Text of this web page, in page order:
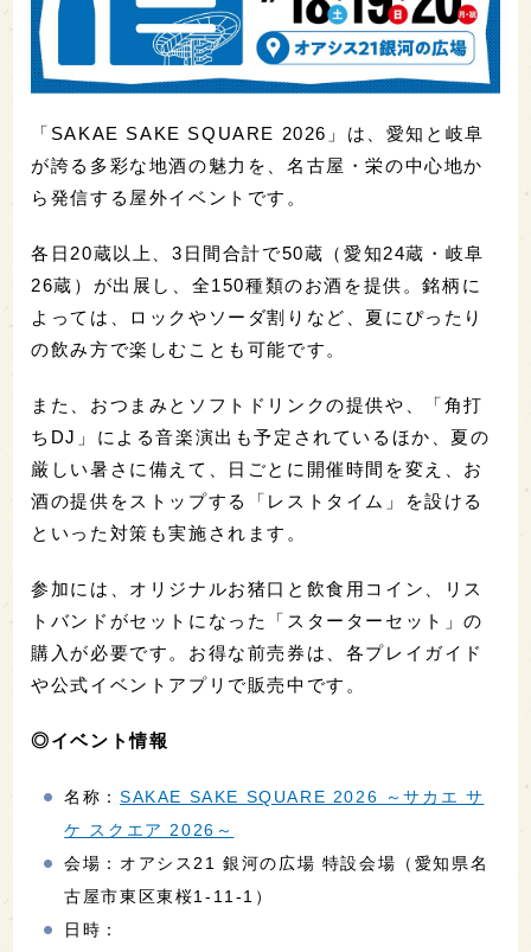
「SAKAE SAKE SQUARE 2026」は、愛知と岐阜
が誇る多彩な地酒の魅力を、名古屋・栄の中心地か
ら発信する屋外イベントです。
各日20蔵以上、3日間合計で50蔵（愛知24蔵・岐阜
26蔵）が出展し、全150種類のお酒を提供。銘柄に
よっては、ロックやソーダ割りなど、夏にぴったり
の飲み方で楽しむことも可能です。
また、おつまみとソフトドリンクの提供や、「角打
ちDJ」による音楽演出も予定されているほか、夏の
厳しい暑さに備えて、日ごとに開催時間を変え、お
酒の提供をストップする「レストタイム」を設ける
といった対策も実施されます。
参加には、オリジナルお猪口と飲食用コイン、リス
トバンドがセットになった「スターターセット」の
購入が必要です。お得な前売券は、各プレイガイド
や公式イベントアプリで販売中です。
◎イベント情報
名称：SAKAE SAKE SQUARE 2026 ～サカエ サ
ケ スクエア 2026～
会場：オアシス21 銀河の広場 特設会場（愛知県名
古屋市東区東桜1-11-1）
日時：